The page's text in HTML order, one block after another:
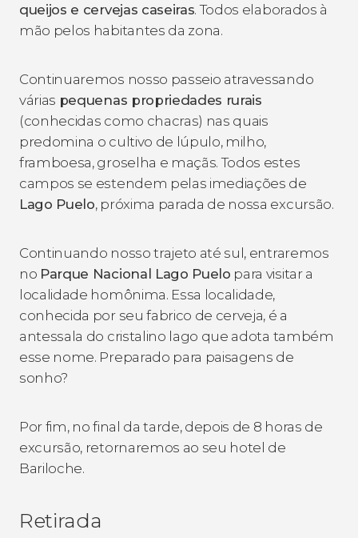
queijos e cervejas caseiras. Todos elaborados à
mão pelos habitantes da zona.
Continuaremos nosso passeio atravessando
várias pequenas propriedades rurais
(conhecidas como chacras) nas quais
predomina o cultivo de lúpulo, milho,
framboesa, groselha e maçãs. Todos estes
campos se estendem pelas imediações de
Lago Puelo, próxima parada de nossa excursão.
Continuando nosso trajeto até sul, entraremos
no Parque Nacional Lago Puelo para visitar a
localidade homônima. Essa localidade,
conhecida por seu fabrico de cerveja, é a
antessala do cristalino lago que adota também
esse nome. Preparado para paisagens de
sonho?
Por fim, no final da tarde, depois de 8 horas de
excursão, retornaremos ao seu hotel de
Bariloche.
Retirada